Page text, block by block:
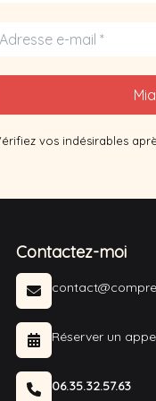
vos indésirables
Contactez-moi
Réserver un
06.35.32.57.63